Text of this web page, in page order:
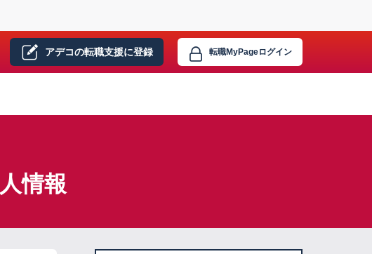
アデコの転職支援に登録 転職MyPageログイン
情報